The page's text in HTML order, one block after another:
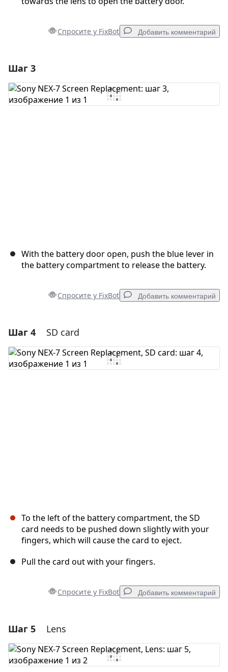
Спросите у FixBot Добавить комментарий
Добавить комментарий
Шаг 3
With the battery door open, push the blue lever in
the battery compartment to release the battery.
Спросите у FixBot Добавить комментарий
Добавить комментарий
Шаг 4 SD card
To the left of the battery compartment, the SD
card needs to be pushed down slightly with your
fingers, which will cause the card to eject.
Pull the card out with your fingers.
Спросите у FixBot Добавить комментарий
Добавить комментарий
Шаг 5 Lens